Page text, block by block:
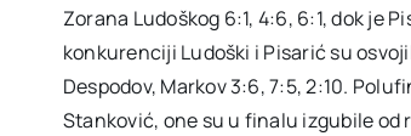
Zorana Ludoškog 6:1, 4:6, 6:1, dok je
konkurenciji Ludoški i Pisarić su
Despodov, Markov 3:6, 7:5, 2:10.
Stanković, one su u finalu izgubile od